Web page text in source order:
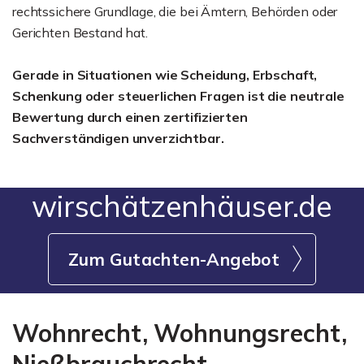
rechtssichere Grundlage, die bei Ämtern, Behörden oder
Gerichten Bestand hat.
Gerade in Situationen wie Scheidung, Erbschaft,
Schenkung oder steuerlichen Fragen ist die neutrale
Bewertung durch einen zertifizierten
Sachverständigen unverzichtbar.
wirschätzenhäuser.de
Zum Gutachten-Angebot
Wohnrecht, Wohnungsrecht,